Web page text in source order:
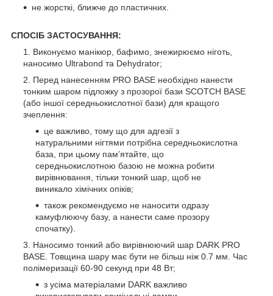
не жорсткі, ближче до пластичних.
СПОСІБ ЗАСТОСУВАННЯ:
Виконуємо манікюр, бафимо, знежирюємо ніготь,
наносимо Ultrabond та Dehydrator;
Перед нанесенням PRO BASE необхідно нанести
тонким шаром підложку з прозорої бази SCOTCH BASE
(або іншої середньокислотної бази) для кращого
зчеплення:
це важливо, тому що для адгезії з
натуральними нігтями потрібна середньокислотна
база, при цьому пам’ятайте, що
середньокислотною базою не можна робити
вирівнювання, тільки тонкий шар, щоб не
виникало хімічних опіків;
також рекомендуємо не наносити одразу
камуфлюючу базу, а нанести саме прозору
спочатку).
Наносимо тонкий або вирівнюючий шар DARK PRO
BASE. Товщина шару має бути не більш ніж 0.7 мм. Час
полімеризації 60-90 секунд при 48 Вт;
з усіма матеріалами DARK важливо